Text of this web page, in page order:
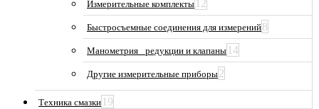
Измерительные комплекты 12
Быстросъемные соединения для измерений8
Манометрия_ редукции и клапаны 14
Другие измерительные приборы2
Техника смазки 19